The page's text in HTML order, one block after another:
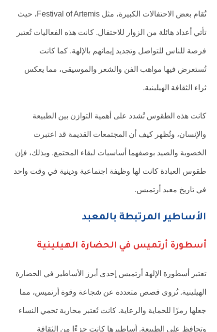
تُقام بعض الاحتفالات الكبيرة، مثل Festival of Artemis، حيث
تأتي أعداد هائلة من الزوار للاحتفال. كانت هذه الفعاليات تُعتبر
فرصة للناس للتواصل وتجديد إيمانهم بالإلهة. كما كانت
تُستعرض فيها مواهب الفن والشعر والموسيقى، مما يعكس
ثراء الثقافة الهيلينية.
كانت هذه الطقوس تُشدد على أهمية التوازن بين الطبيعة
والإنسان، وتُظهر كيف أن المجتمعات القديمة قد اعتبرت
الخصوبة والصيد بوصفهما أساسيات لبقاء المجتمع. وبذلك، فإن
طقوس العبادة كانت لها وظيفة اجتماعية ودينية في وقت واحد
في تاريخ معبد أرتميس.
الأساطير المرتبطة بالمعبد
أسطورة أرتميس في الحضارة الهيلينية
تعتبر أسطورة الإلهة أرتميس إحدى أبرز الأساطير في الحضارة
الهيلينية. تُروى قصص متعددة عن شجاعة وقوة أرتميس، مما
جعلها رمزًا للحماية والرعاية. كانت تُعتبر محاربة تحمي النساء
وتحافظ على الطبيعة. أساطيرها كانت جزءًا من الثقافة